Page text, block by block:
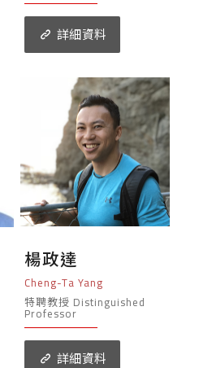
詳細資料
楊政達
Cheng-Ta Yang
特聘教授 Distinguished
Professor
詳細資料